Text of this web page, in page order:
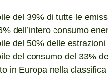
del 39% di tutte le
dell’intero consumo
del 50% delle
del consumo del 33%
in Europa nella